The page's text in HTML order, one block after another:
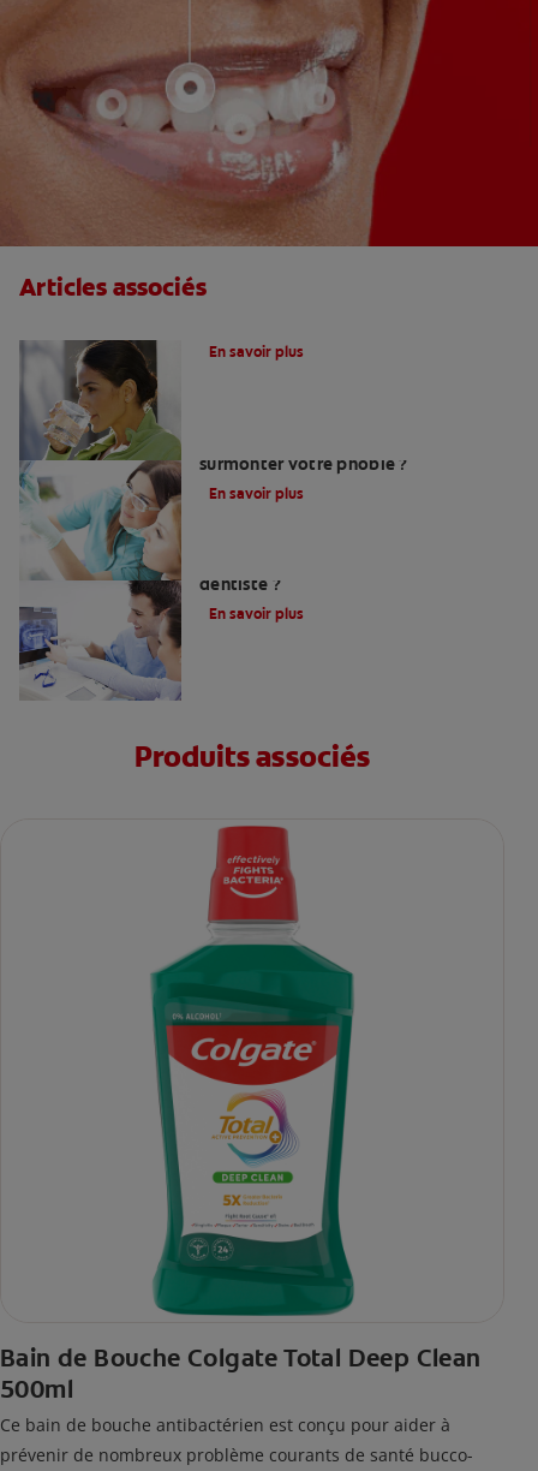
Articles associés
En savoir plus
surmonter votre phobie ?
En savoir plus
dentiste ?
En savoir plus
Produits associés
Bain de Bouche Colgate Total Deep Clean
500ml
Ce bain de bouche antibactérien est conçu pour aider à
prévenir de nombreux problème courants de santé bucco-